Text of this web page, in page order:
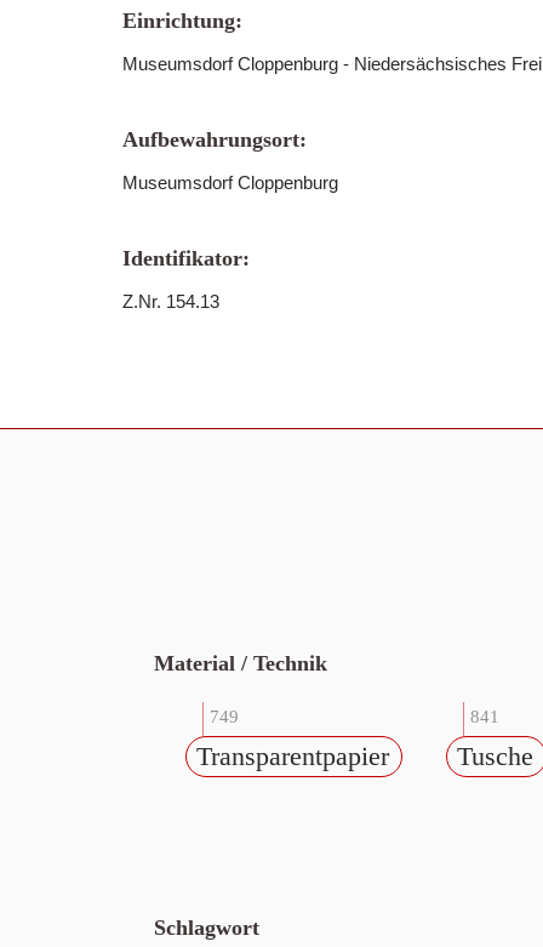
Einrichtung:
Museumsdorf Cloppenburg - Niedersächsisches
Aufbewahrungsort:
Museumsdorf Cloppenburg
Identifikator:
Z.Nr. 154.13
Material / Technik
749
Transparentpapier
841
Tusche
Schlagwort